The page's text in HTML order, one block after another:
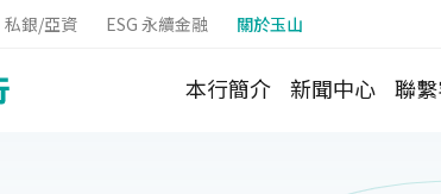
私銀/亞資 ESG 永續金融 關於玉山
本行簡介 新聞中心 聯